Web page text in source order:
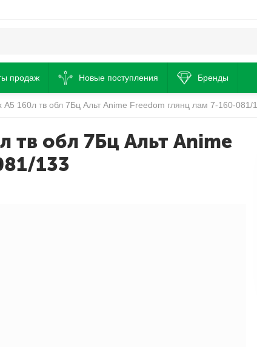
продаж Новые поступления Бренды
А5 160л тв обл 7Бц Альт Anime Freedom глянц лам 7-160-081/
тв обл 7Бц Альт Anime
133